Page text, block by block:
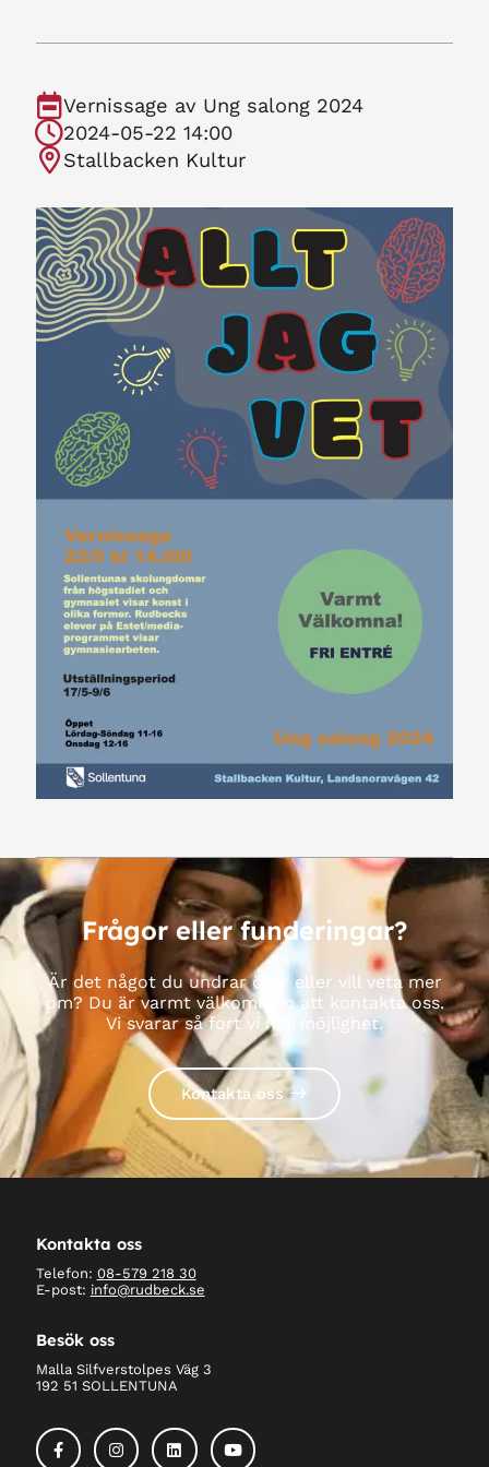
Vernissage av Ung salong 2024
2024-05-22 14:00
Stallbacken Kultur
Frågor eller funderingar?
Är det något du undrar över eller vill veta mer
om? Du är varmt välkommen att kontakta oss.
Vi svarar så fort vi har möjlighet.
Kontakta oss
Kontakta oss
Telefon: 08-579 218 30
E-post: info@rudbeck.se
Besök oss
Malla Silfverstolpes Väg 3
192 51 SOLLENTUNA